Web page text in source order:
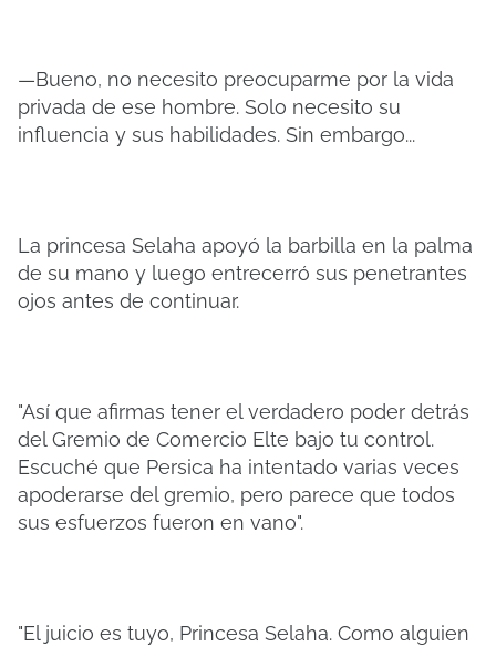
—Bueno, no necesito preocuparme por la vida
privada de ese hombre. Solo necesito su
influencia y sus habilidades. Sin embargo...
La princesa Selaha apoyó la barbilla en la palma
de su mano y luego entrecerró sus penetrantes
ojos antes de continuar.
"Así que afirmas tener el verdadero poder detrás
del Gremio de Comercio Elte bajo tu control.
Escuché que Persica ha intentado varias veces
apoderarse del gremio, pero parece que todos
sus esfuerzos fueron en vano".
"El juicio es tuyo, Princesa Selaha. Como alguien